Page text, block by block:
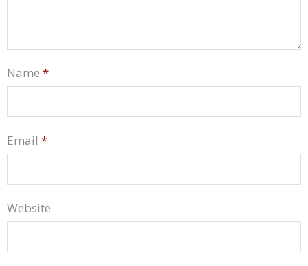
Name *
Email *
Website